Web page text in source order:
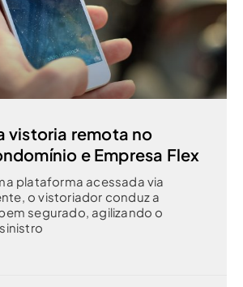
vistoria remota no
e Empresa Flex
plataforma acessada via
o vistoriador conduz a
segurado, agilizando o